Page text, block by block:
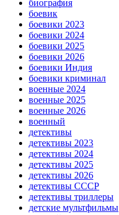
биография
боевик
боевики 2023
боевики 2024
боевики 2025
боевики 2026
боевики Индия
боевики криминал
военные 2024
военные 2025
военные 2026
военный
детективы
детективы 2023
детективы 2024
детективы 2025
детективы 2026
детективы СССР
детективы триллеры
детские мультфильмы